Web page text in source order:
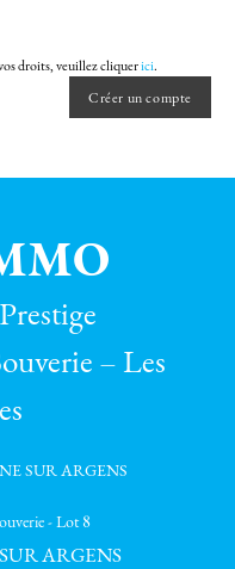
droits, veuillez cliquerici.
– Les
SUR ARGENS
- Lot 8
ARGENS